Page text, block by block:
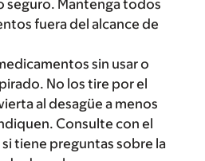
seguro. Mantenga todos
fuera del alcance de
sin usar o
No los tire por el
al desagüe a menos
Consulte con el
tiene preguntas sobre la